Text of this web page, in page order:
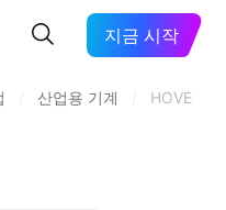
지금 시작
산업용 기계 HOVE